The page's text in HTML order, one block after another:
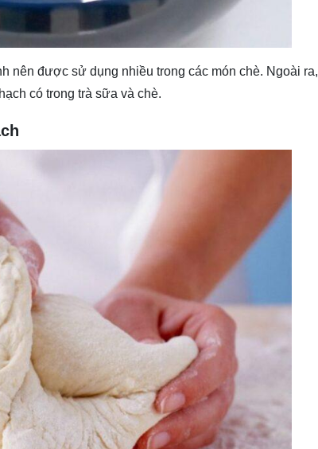
nên được sử dụng nhiều trong các món chè. Ngoài ra,
có trong trà sữa và chè.